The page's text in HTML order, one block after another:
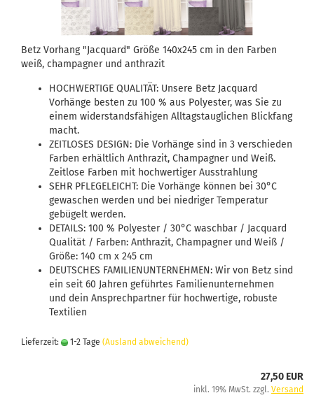
Betz Vorhang "Jacquard" Größe 140x245 cm in den Farben
weiß, champagner und anthrazit
HOCHWERTIGE QUALITÄT: Unsere Betz Jacquard
Vorhänge besten zu 100 % aus Polyester, was Sie zu
einem widerstandsfähigen Alltagstauglichen Blickfang
macht.
ZEITLOSES DESIGN: Die Vorhänge sind in 3 verschieden
Farben erhältlich Anthrazit, Champagner und Weiß.
Zeitlose Farben mit hochwertiger Ausstrahlung
SEHR PFLEGELEICHT: Die Vorhänge können bei 30°C
gewaschen werden und bei niedriger Temperatur
gebügelt werden.
DETAILS: 100 % Polyester / 30°C waschbar / Jacquard
Qualität / Farben: Anthrazit, Champagner und Weiß /
Größe: 140 cm x 245 cm
DEUTSCHES FAMILIENUNTERNEHMEN: Wir von Betz sind
ein seit 60 Jahren geführtes Familienunternehmen
und dein Ansprechpartner für hochwertige, robuste
Textilien
Lieferzeit: 1-2 Tage (Ausland abweichend)
27,50 EUR
inkl. 19% MwSt. zzgl. Versand